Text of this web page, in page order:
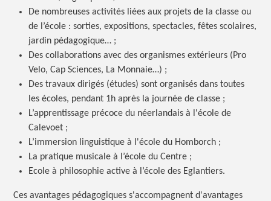
De nombreuses activités liées aux projets de la classe ou
de l’école : sorties, expositions, spectacles, fêtes scolaires,
jardin pédagogique… ;
Des collaborations avec des organismes extérieurs (Pro
Velo, Cap Sciences, La Monnaie…) ;
Des travaux dirigés (études) sont organisés dans toutes
les écoles, pendant 1h après la journée de classe ;
L’apprentissage précoce du néerlandais à l'école de
Calevoet ;
L’immersion linguistique à l'école du Homborch ;
La pratique musicale à l’école du Centre ;
Ecole à philosophie active à l’école des Eglantiers.
Ces avantages pédagogiques s'accompagnent d'avantages